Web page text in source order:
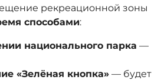
рекреационной зоны
способами:
национального парка —
«Зелёная кнопка»— будет